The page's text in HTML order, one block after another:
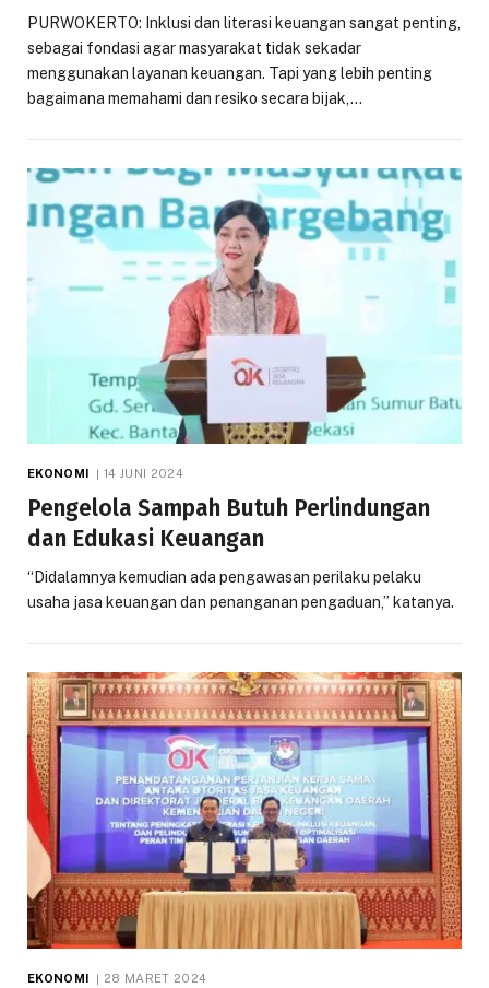
PURWOKERTO: Inklusi dan literasi keuangan sangat penting,
sebagai fondasi agar masyarakat tidak sekadar
menggunakan layanan keuangan. Tapi yang lebih penting
bagaimana memahami dan resiko secara bijak,…
EKONOMI 14 JUNI 2024
Pengelola Sampah Butuh Perlindungan
dan Edukasi Keuangan
“Didalamnya kemudian ada pengawasan perilaku pelaku
usaha jasa keuangan dan penanganan pengaduan,” katanya.
EKONOMI 28 MARET 2024